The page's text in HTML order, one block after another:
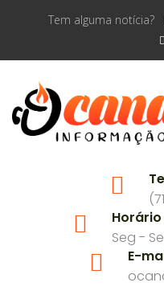
Tem alguma notícia?
Seg -
E-